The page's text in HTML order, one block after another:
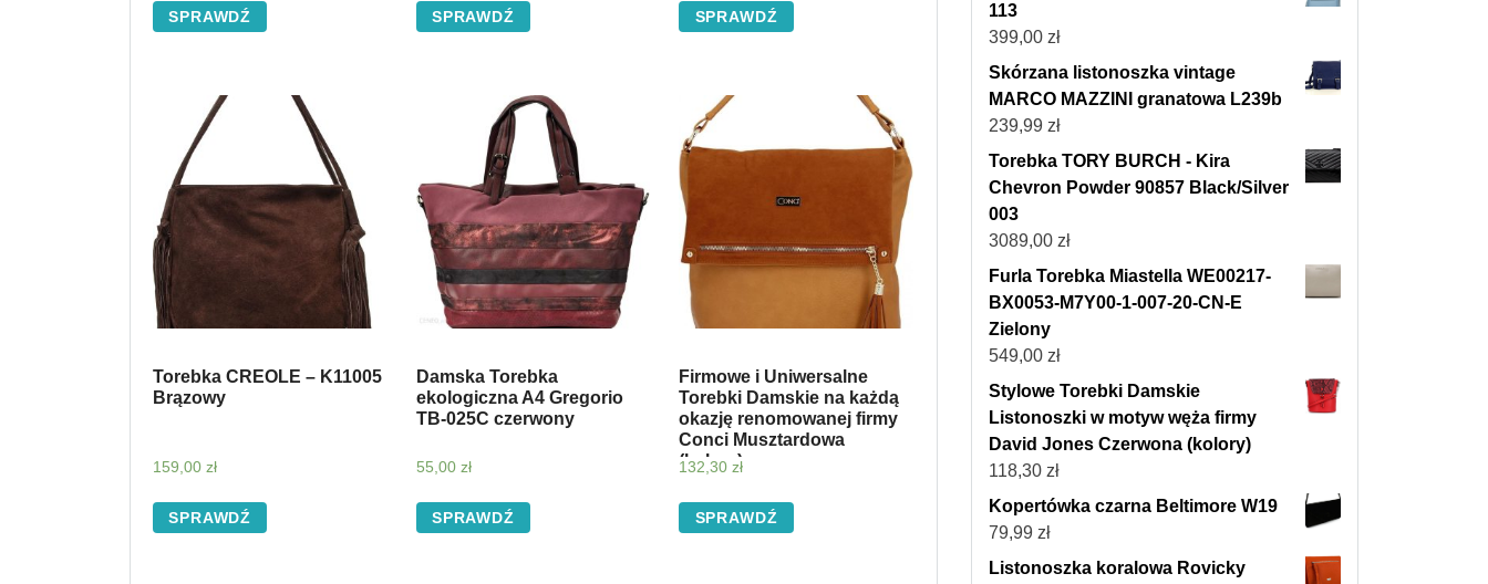
SPRAWDŹ SPRAWDŹ SPRAWDŹ
Torebka CREOLE – K11005
Brązowy
159,00 zł
SPRAWDŹ
Damska Torebka
ekologiczna A4 Gregorio
TB-025C czerwony
55,00 zł
SPRAWDŹ
Firmowe i Uniwersalne
Torebki Damskie na każdą
okazję renomowanej firmy
Conci Musztardowa
(kolory)
132,30zł
SPRAWDŹ
113
399,00 zł
Skórzana listonoszka vintage
MARCO MAZZINI granatowa L239b
239,99 zł
Torebka TORY BURCH - Kira
Chevron Powder 90857 Black/Silver
003
3089,00 zł
Furla Torebka Miastella WE00217-
BX0053-M7Y00-1-007-20-CN-E
Zielony
549,00 zł
Stylowe Torebki Damskie
Listonoszki w motyw węża firmy
David Jones Czerwona (kolory)
118,30 zł
Kopertówka czarna Beltimore W19
79,99 zł
Listonoszka koralowa Rovicky